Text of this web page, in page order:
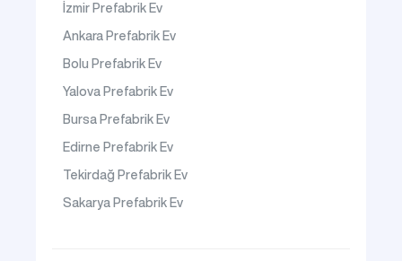
İzmir Prefabrik Ev
Ankara Prefabrik Ev
Bolu Prefabrik Ev
Yalova Prefabrik Ev
Bursa Prefabrik Ev
Edirne Prefabrik Ev
Tekirdağ Prefabrik Ev
Sakarya Prefabrik Ev